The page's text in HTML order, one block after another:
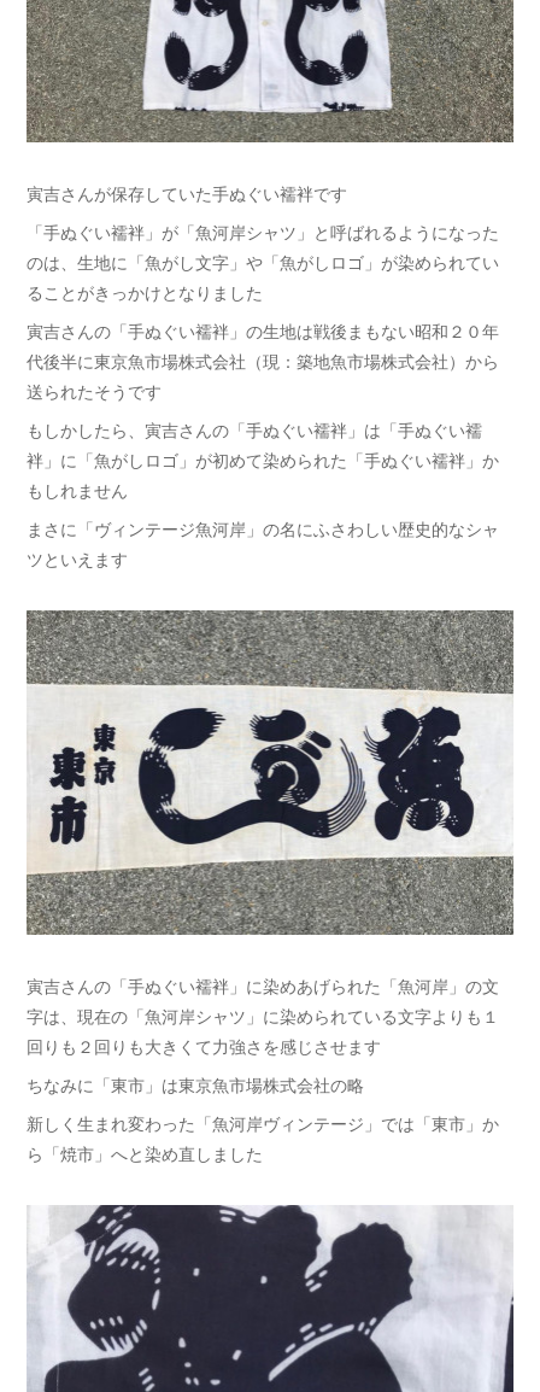
寅吉さんが保存していた手ぬぐい襦袢です
「手ぬぐい襦袢」が「魚河岸シャツ」と呼ばれるようになった
のは、生地に「魚がし文字」や「魚がしロゴ」が染められてい
ることがきっかけとなりました
寅吉さんの「手ぬぐい襦袢」の生地は戦後まもない昭和２０年
代後半に東京魚市場株式会社（現：築地魚市場株式会社）から
送られたそうです
もしかしたら、寅吉さんの「手ぬぐい襦袢」は「手ぬぐい襦
袢」に「魚がしロゴ」が初めて染められた「手ぬぐい襦袢」か
もしれません
まさに「ヴィンテージ魚河岸」の名にふさわしい歴史的なシャ
ツといえます
寅吉さんの「手ぬぐい襦袢」に染めあげられた「魚河岸」の文
字は、現在の「魚河岸シャツ」に染められている文字よりも１
回りも２回りも大きくて力強さを感じさせます
ちなみに「東市」は東京魚市場株式会社の略
新しく生まれ変わった「魚河岸ヴィンテージ」では「東市」か
ら「焼市」へと染め直しました